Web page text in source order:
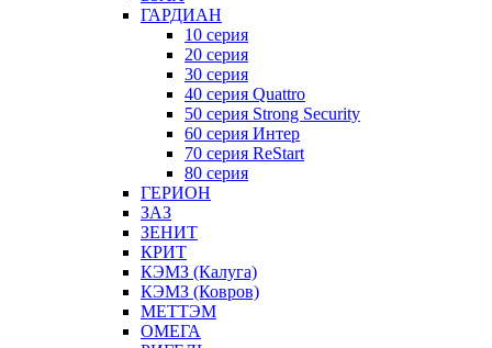
ГАРДИАН
10 серия
20 серия
30 серия
40 серия Quattro
50 серия Strong Security
60 серия Интер
70 серия ReStart
80 серия
ГЕРИОН
ЗАЗ
ЗЕНИТ
КРИТ
КЭМЗ (Калуга)
КЭМЗ (Ковров)
МЕТТЭМ
ОМЕГА